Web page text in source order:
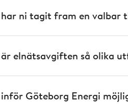
ni tagit fram en valbar
elnätsavgiften så olika
Göteborg Energi